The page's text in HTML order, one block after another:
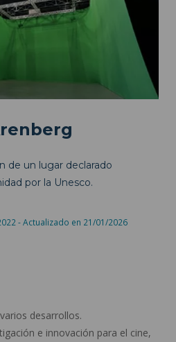
de un lugar declarado
por la Unesco.
- Actualizado en 21/01/2026
desarrollos.
e innovación para el cine,